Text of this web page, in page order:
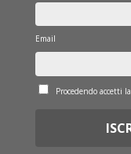
Email
Procedendo accetti la